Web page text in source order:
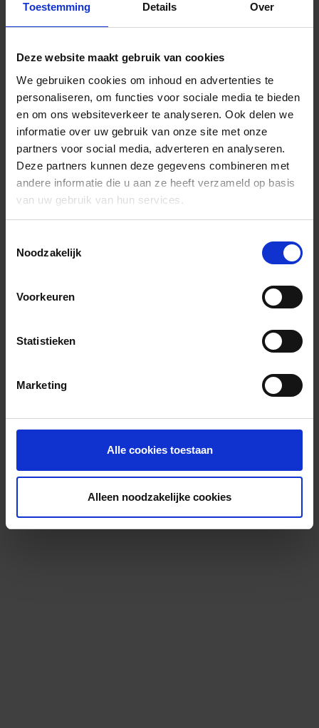
Toestemming Details Over
Deze website maakt gebruik van cookies
We gebruiken cookies om inhoud en advertenties te
personaliseren, om functies voor sociale media te bieden
en om ons websiteverkeer te analyseren. Ook delen we
informatie over uw gebruik van onze site met onze
partners voor social media, adverteren en analyseren.
Deze partners kunnen deze gegevens combineren met
andere informatie die u aan ze heeft verzameld op basis
van uw gebruik van hun services.
Noodzakelijk
Voorkeuren
Statistieken
Marketing
Alle cookies toestaan
Alleen noodzakelijke cookies